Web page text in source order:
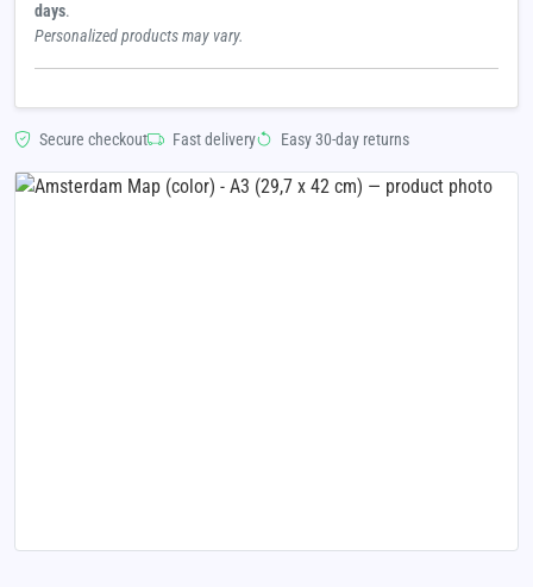
days.
Personalized products may vary.
Secure checkout Fast delivery Easy 30-day returns